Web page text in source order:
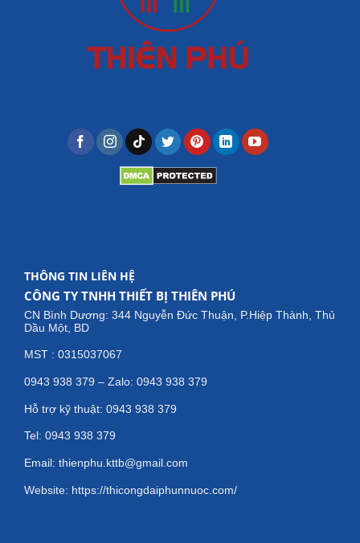
THÔNG TIN LIÊN HỆ
CÔNG TY TNHH THIẾT BỊ THIÊN PHÚ
CN Bình Dương: 344 Nguyễn Đức Thuận, P.Hiệp Thành, Thủ
Dầu Một, BD
MST : 0315037067
0943 938 379 – Zalo: 0943 938 379
Hỗ trợ kỹ thuật: 0943 938 379
Tel: 0943 938 379
Email: thienphu.kttb@gmail.com
Website: https://thicongdaiphunnuoc.com/